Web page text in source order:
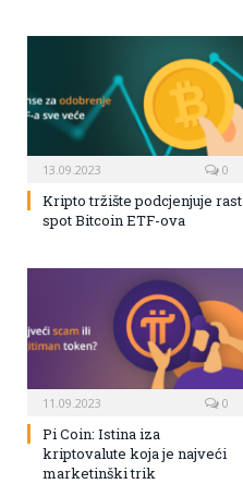
13.09.2023 0
Kripto tržište podcjenjuje rast
spot Bitcoin ETF-ova
11.09.2023 0
Pi Coin: Istina iza
kriptovalute koja je najveći
marketinški trik